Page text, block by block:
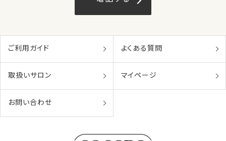
ご利用ガイド よくある質問
取扱いサロン マイページ
お問い合わせ